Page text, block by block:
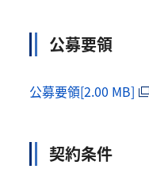
公募要領
公募要領[2.00 MB]
契約条件